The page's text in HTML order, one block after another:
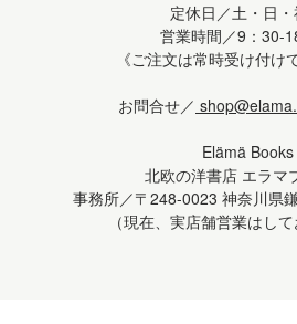
定休日／土・日・
営業時間／9：30-
《ご注文は常時受け付け
お問合せ／
Elämä Books
北欧の洋書店 エラマ
事務所／〒248-0023 神奈川県
（現在、実店舗営業はして